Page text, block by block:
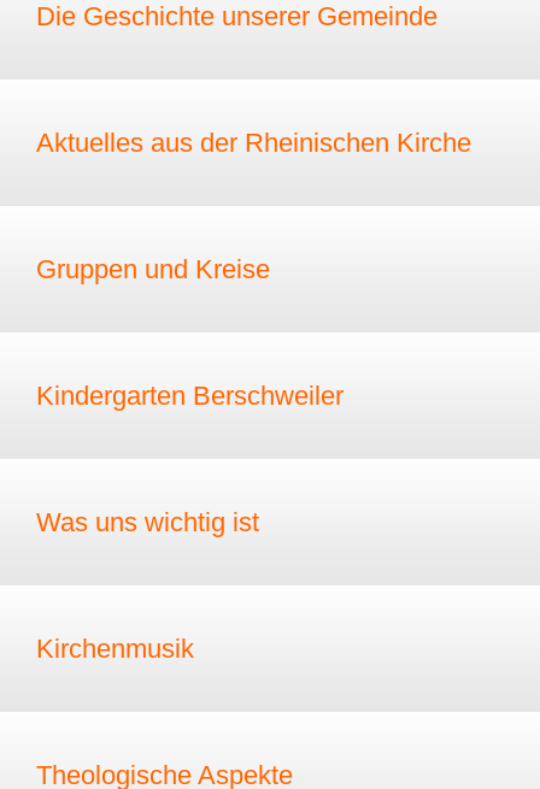
Die Geschichte unserer Gemeinde
Aktuelles aus der Rheinischen Kirche
Gruppen und Kreise
Kindergarten Berschweiler
Was uns wichtig ist
Kirchenmusik
Theologische Aspekte